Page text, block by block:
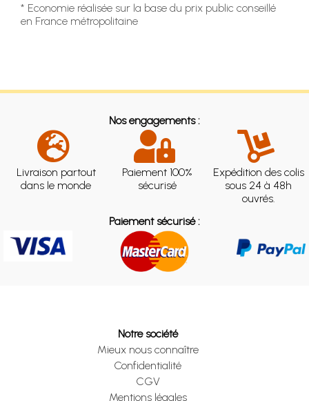
* Economie réalisée sur la base du prix public conseillé
en France métropolitaine
Nos engagements :
Livraison partout
dans le monde
Paiement 100%
sécurisé
Expédition des colis
sous 24 à 48h
ouvrés.
Paiement sécurisé :
Notre société
Mieux nous connaître
Confidentialité
CGV
Mentions légales